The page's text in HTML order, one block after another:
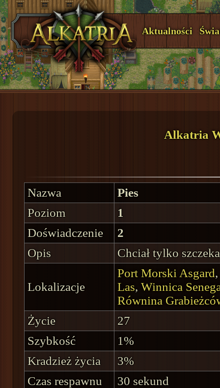
Aktualności
Alkatria
Nazwa
Pies
Poziom
1
Doświadczenie
2
Opis
Chciał tylko
Lokalizacje
Port Morski Asgard
Las, Winnica
Równina
Życie
27
Szybkość
1%
Kradzież życia
3%
Czas respawnu
30 sekund